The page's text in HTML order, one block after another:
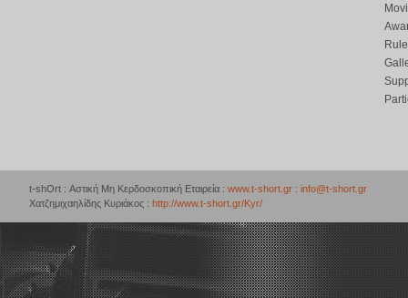
t-shOrt : Αστική Μη Κερδοσκοπική Εταιρεία : www.t-short.gr : info@t-short.gr
Χατζημιχαηλίδης Κυριάκος : http://www.t-short.gr/Kyr/